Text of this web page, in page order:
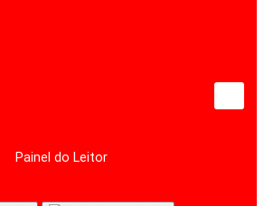
Painel do Leitor